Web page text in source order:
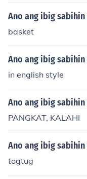
Ano ang ibig
basket
Ano ang ibig
in english style
Ano ang ibig
PANGKAT, KALAHI
Ano ang ibig
togtug